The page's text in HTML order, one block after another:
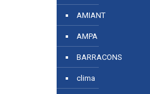
AMIANT
AMPA
BARRACONS
clima